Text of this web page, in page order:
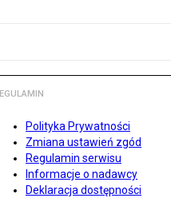
Polityka Prywatności
Zmiana ustawień zgód
Regulamin serwisu
Informacje o nadawcy
Deklaracja dostępności